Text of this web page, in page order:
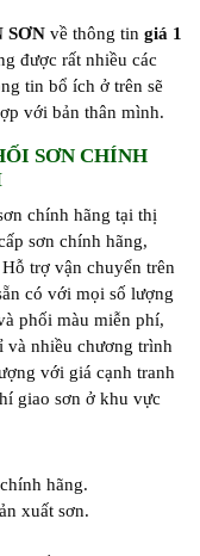
SƠN về thông tin giá 1
được rất nhiều các
tin bổ ích ở trên sẽ
với bản thân mình.
SƠN CHÍNH
chính hãng tại thị
sơn chính hãng,
trợ vận chuyển trên
có với mọi số lượng
phối màu miễn phí,
và nhiều chương trình
với giá cạnh tranh
giao sơn ở khu vực
hãng.
xuất sơn.